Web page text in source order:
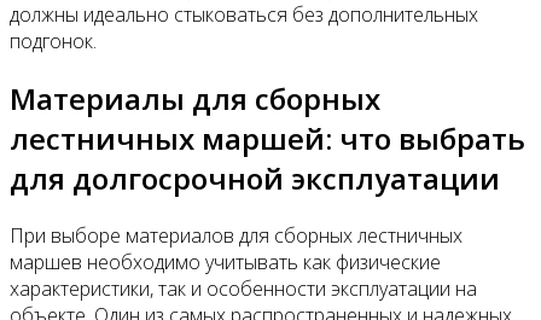
должны идеально стыковаться без дополнительных
подгонок.
Материалы для сборных
лестничных маршей: что выбрать
для долгосрочной эксплуатации
При выборе материалов для сборных лестничных
маршев необходимо учитывать как физические
характеристики, так и особенности эксплуатации на